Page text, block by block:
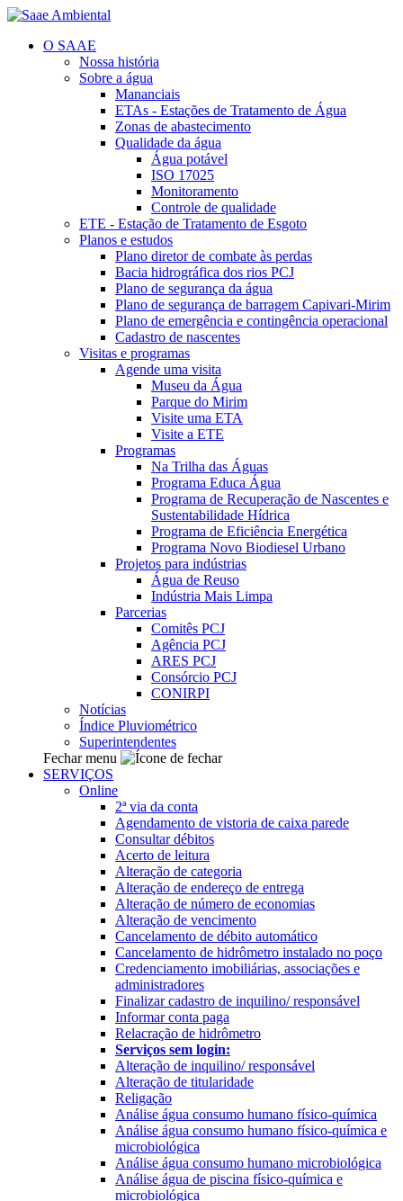
O SAAE
Nossa história
Sobre a água
Mananciais
ETAs - Estações de Tratamento de Água
Zonas de abastecimento
Qualidade da água
Água potável
ISO 17025
Monitoramento
Controle de qualidade
ETE - Estação de Tratamento de Esgoto
Planos e estudos
Plano diretor de combate às perdas
Bacia hidrográfica dos rios PCJ
Plano de segurança da água
Plano de segurança de barragem Capivari-Mirim
Plano de emergência e contingência operacional
Cadastro de nascentes
Visitas e programas
Agende uma visita
Museu da Água
Parque do Mirim
Visite uma ETA
Visite a ETE
Programas
Na Trilha das Águas
Programa Educa Água
Programa de Recuperação de Nascentes e
Sustentabilidade Hídrica
Programa de Eficiência Energética
Programa Novo Biodiesel Urbano
Projetos para indústrias
Água de Reuso
Indústria Mais Limpa
Parcerias
Comitês PCJ
Agência PCJ
ARES PCJ
Consórcio PCJ
CONIRPI
Notícias
Índice Pluviométrico
Superintendentes
Fechar menu
SERVIÇOS
Online
2ª via da conta
Agendamento de vistoria de caixa parede
Consultar débitos
Acerto de leitura
Alteração de categoria
Alteração de endereço de entrega
Alteração de número de economias
Alteração de vencimento
Cancelamento de débito automático
Cancelamento de hidrômetro instalado no poço
Credenciamento imobiliárias, associações e
administradores
Finalizar cadastro de inquilino/ responsável
Informar conta paga
Relacração de hidrômetro
Serviços sem login:
Alteração de inquilino/ responsável
Alteração de titularidade
Religação
Análise água consumo humano físico-química
Análise água consumo humano físico-química e
microbiológica
Análise água consumo humano microbiológica
Análise água de piscina físico-química e
microbiológica